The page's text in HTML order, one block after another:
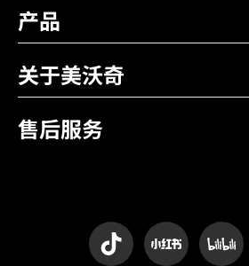
产品
关于美沃奇
售后服务